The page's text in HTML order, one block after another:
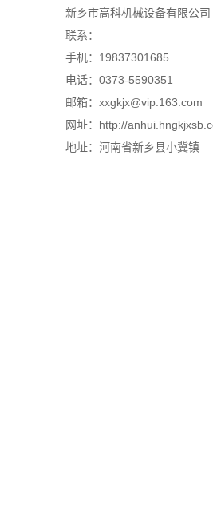
新乡市高科机械设备有限公司
联系：
手机：19837301685
电话：0373-5590351
邮箱：xxgkjx@vip.163.com
网址：http://
地址：河南省新乡县小冀镇